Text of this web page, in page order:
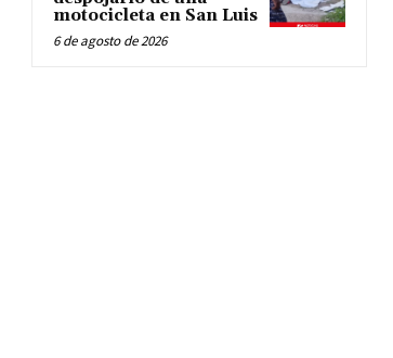
motocicleta en San Luis
6 de agosto de 2026